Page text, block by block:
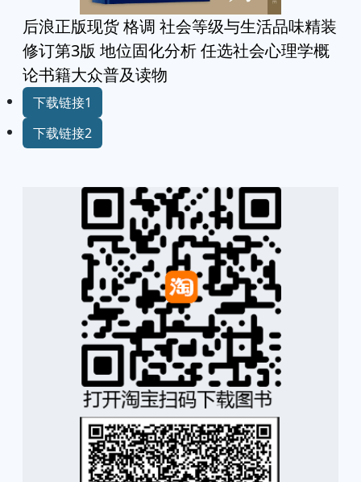
后浪正版现货 格调 社会等级与生活品味精装
修订第3版 地位固化分析 任选社会心理学概
论书籍大众普及读物
下载链接1
下载链接2